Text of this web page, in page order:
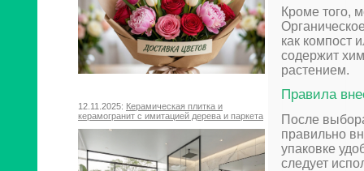
12.11.2025: Керамическая плитка и
керамогранит с имитацией дерева и паркета
Кроме того,
как компост
содержит
растением.
Правила
После
правильно
упаковке
следует